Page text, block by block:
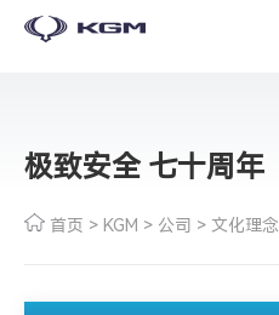
极致安全 七十周年
首页 > KGM > 公司 > 文化理念